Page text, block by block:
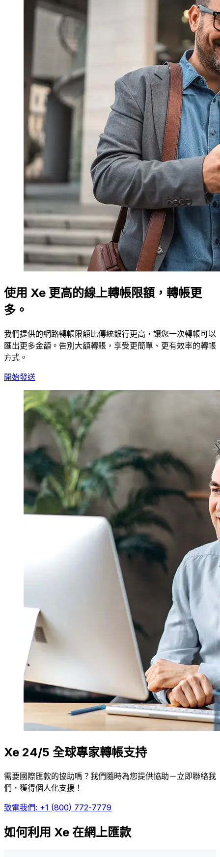
使用 Xe 更高的線上轉帳限額，轉帳更
多。
我們提供的網路轉帳限額比傳統銀行更高，讓您一次轉帳可以
匯出更多金額。告別大額轉賬，享受更簡單、更有效率的轉帳
方式。
開始發送
Xe 24/5 全球專家轉帳支持
需要國際匯款的協助嗎？我們隨時為您提供協助－立即聯絡我
們，獲得個人化支援！
致電我們: +1 (800) 772-7779
如何利用 Xe 在網上匯款